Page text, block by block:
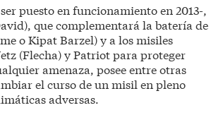
puesto en funcionamiento en 2013-,
que complementará la batería de
o Kipat Barzel) y a los misiles
(Flecha) y Patriot para proteger
amenaza, posee entre otras
el curso de un misil en pleno
adversas.